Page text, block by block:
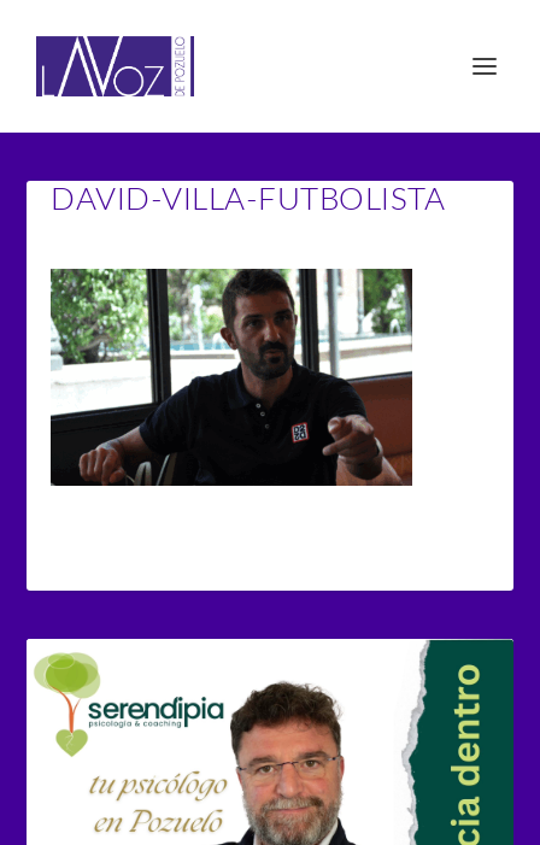
DAVID-VILLA-FUTBOLISTA